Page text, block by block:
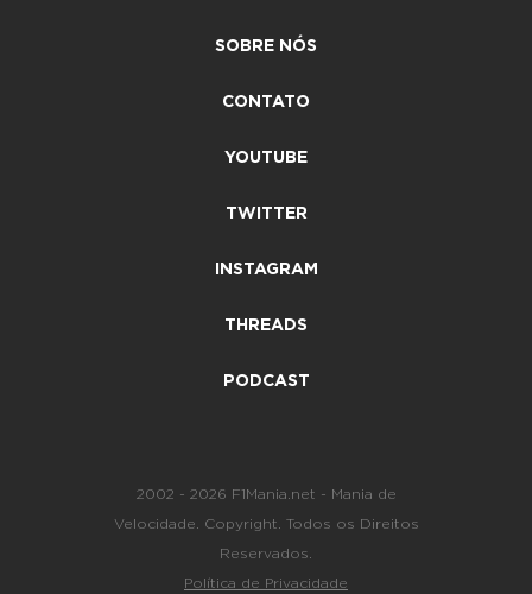
SOBRE NÓS
CONTATO
YOUTUBE
TWITTER
INSTAGRAM
THREADS
PODCAST
2002 - 2026 F1Mania.net - Mania de
Velocidade. Copyright. Todos os Direitos
Reservados.
Política de Privacidade